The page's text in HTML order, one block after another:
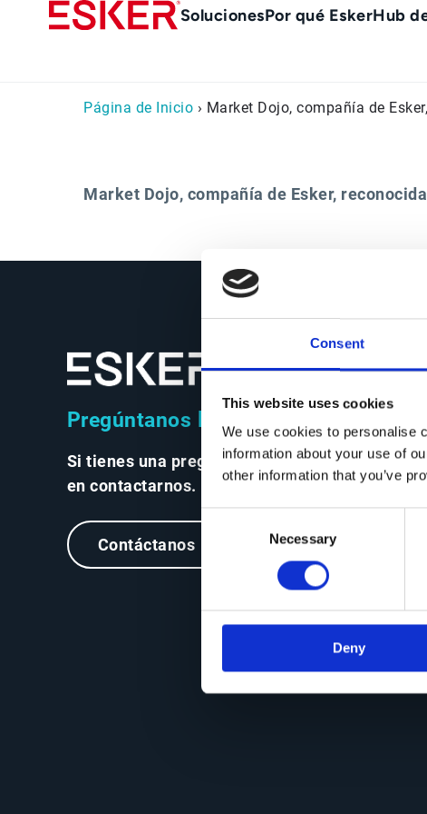
Consent
This website uses cookies
We use cookies to personalise
information about your use of
other information that you’ve
Consent
Necessary
Deny
Main
SolucionesPor qué EskerHub
Página de Inicio › Market Dojo, compañía de
Market Dojo, compañía de Esker,
Pregúntanos lo que quieras
Si tienes una pregunta, no dudes
en contactarnos.
Contáctanos